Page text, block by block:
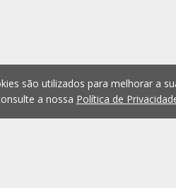
são utilizados para melhorar a
a nossa Política de